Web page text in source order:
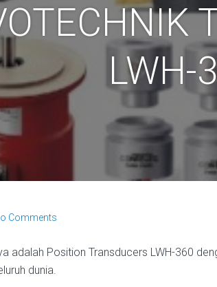
LWH-
Comments
adalah Position Transducers LWH-360
dunia.